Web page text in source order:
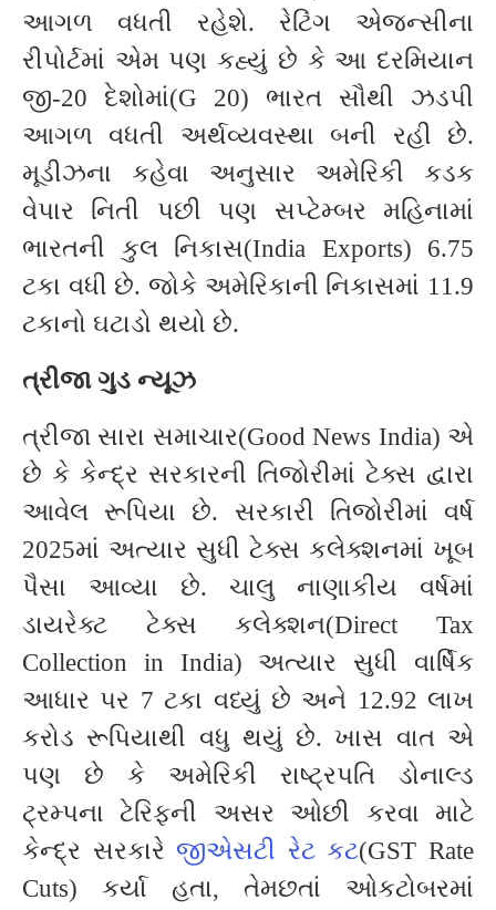
આગળ વધતી રહેશે. રેટિંગ એજન્સીના
રીપોર્ટમાં એમ પણ કહ્યું છે કે આ દરમિયાન
જી-20 દેશોમાં(G 20) ભારત સૌથી ઝડપી
આગળ વધતી અર્થવ્યવસ્થા બની રહી છે.
મૂડીઝના કહેવા અનુસાર અમેરિકી કડક
વેપાર નિતી પછી પણ સપ્ટેમ્બર મહિનામાં
ભારતની કુલ નિકાસ(India Exports) 6.75
ટકા વધી છે. જોકે અમેરિકાની નિકાસમાં 11.9
ટકાનો ઘટાડો થયો છે.
ત્રીજા ગુડ ન્યૂઝ
ત્રીજા સારા સમાચાર(Good News India) એ
છે કે કેન્દ્ર સરકારની તિજોરીમાં ટેક્સ દ્વારા
આવેલ રૂપિયા છે. સરકારી તિજોરીમાં વર્ષ
2025માં અત્યાર સુધી ટેક્સ કલેક્શનમાં ખૂબ
પૈસા આવ્યા છે. ચાલુ નાણાકીય વર્ષમાં
ડાયરેક્ટ ટેક્સ કલેક્શન(Direct Tax
Collection in India) અત્યાર સુધી વાર્ષિક
આધાર પર 7 ટકા વધ્યું છે અને 12.92 લાખ
કરોડ રૂપિયાથી વધુ થયું છે. ખાસ વાત એ
પણ છે કે અમેરિકી રાષ્ટ્રપતિ ડોનાલ્ડ
ટ્રમ્પના ટેરિફની અસર ઓછી કરવા માટે
કેન્દ્ર સરકારે જીએસટી રેટ કટ(GST Rate
Cuts) કર્યા હતા, તેમછતાં ઓકટોબરમાં